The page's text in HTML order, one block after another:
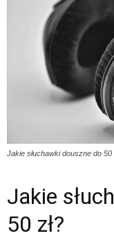
Jakie słuchawki douszne do 50
Jakie
50 zł?